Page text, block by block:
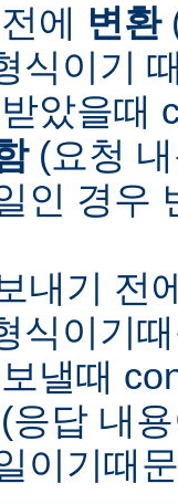
에
변환
식이기
았을때
(요청 내
인 경우
내기 전
식이기
낼때
답 내
이기때